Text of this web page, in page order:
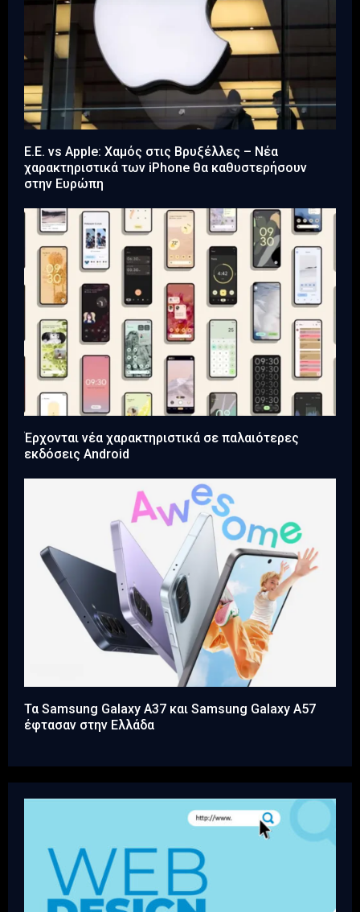
Ε.Ε. vs Apple: Χαμός στις Βρυξέλλες – Νέα
χαρακτηριστικά των iPhone θα καθυστερήσουν
στην Ευρώπη
Έρχονται νέα χαρακτηριστικά σε παλαιότερες
εκδόσεις Android
Τα Samsung Galaxy A37 και Samsung Galaxy A57
έφτασαν στην Ελλάδα